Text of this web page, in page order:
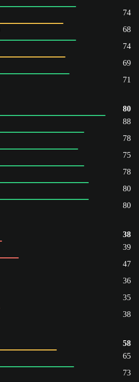
74
68
74
69
71
80
88
78
75
78
80
80
38
39
47
36
35
38
58
65
73